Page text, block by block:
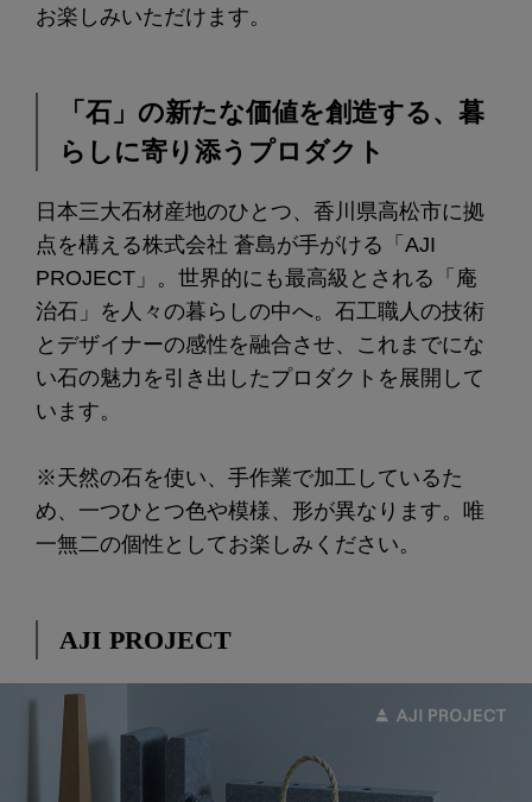
お楽しみいただけます。
「石」の新たな価値を創造する、暮
らしに寄り添うプロダクト
日本三大石材産地のひとつ、香川県高松市に拠
点を構える株式会社 蒼島が手がける「AJI
PROJECT」。世界的にも最高級とされる「庵
治石」を人々の暮らしの中へ。石工職人の技術
とデザイナーの感性を融合させ、これまでにな
い石の魅力を引き出したプロダクトを展開して
います。
※天然の石を使い、手作業で加工しているた
め、一つひとつ色や模様、形が異なります。唯
一無二の個性としてお楽しみください。
AJI PROJECT